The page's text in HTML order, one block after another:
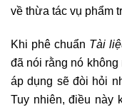
về thừa tác vụ phẩm
Khi phê chuẩn Tài
đã nói rằng nó
áp dụng sẽ đòi hỏi
Tuy nhiên, điều này